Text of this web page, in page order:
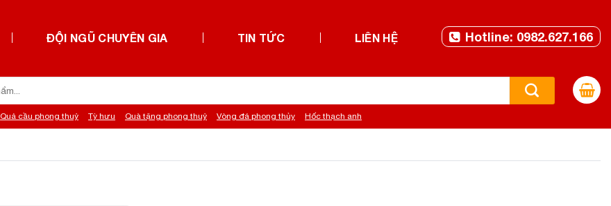
ĐỘI NGŨ CHUYÊN GIA TIN TỨC LIÊN HỆ Hotline: 0982.627.166
Quả cầu phong thuỷ Tỳ hưu Quà tặng phong thuỷ Vòng đá phong thủy Hốc thạch anh